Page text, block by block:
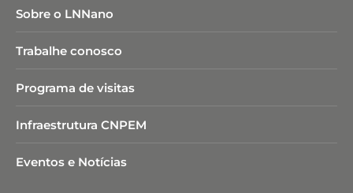
Sobre o LNNano
Trabalhe conosco
Programa de visitas
Infraestrutura CNPEM
Eventos e Notícias